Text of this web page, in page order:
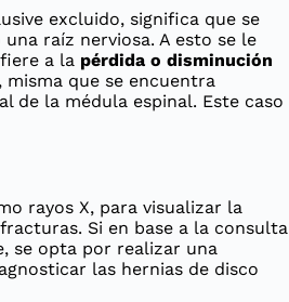
excluido, significa que se
raíz nerviosa. A esto se le
a la pérdida o disminución
, misma que se encuentra
de la médula espinal. Este caso
rayos X, para visualizar la
Si en base a la consulta
se opta por realizar una
las hernias de disco